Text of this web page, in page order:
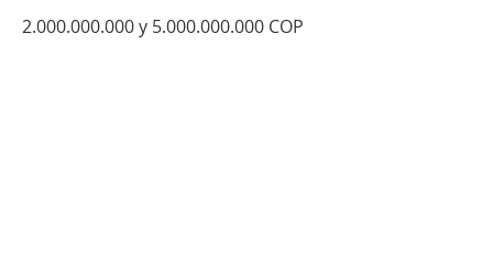
2.000.000.000 y 5.000.000.000 COP